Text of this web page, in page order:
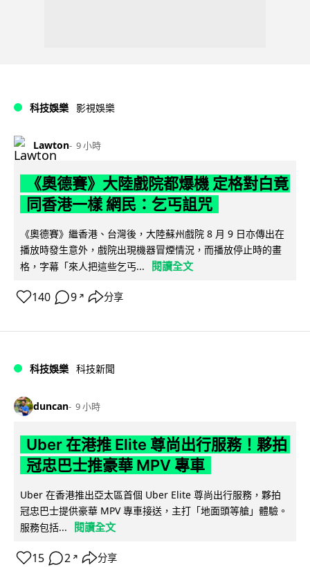
科技娛樂 影視娛樂
Lawton 9 小時
《奧德賽》大陸戲院都爆機 定格對白竟
同香港一樣 網民：乞丐詛咒
《奧德賽》繼香港、台灣後，大陸蘇州戲院 8 月 9 日亦傳出在
播放時發生意外，戲院出現機器冒煙情況，而播放停止時的畫
格，字幕「來人把這些乞丐...
閱讀全文
140 9 ↗ 分享
科技娛樂 科技新聞
duncan 9 小時
Uber 在港推 Elite 尊尚出行服務！夥拍
冠忠巴士推豪華 MPV 專車
Uber 在香港推出亞太區首個 Uber Elite 尊尚出行服務，夥拍
冠忠巴士提供豪華 MPV 專車接送，主打「地面頭等艙」體驗。
服務包括...
閱讀全文
15 2 ↗ 分享